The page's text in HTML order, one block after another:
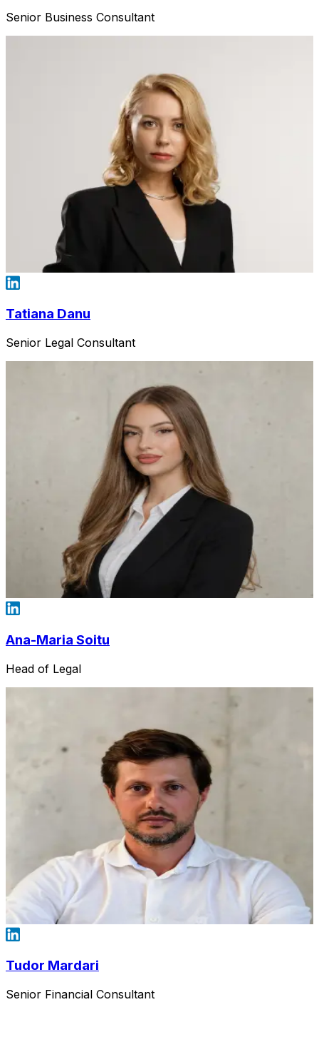
Senior Business Consultant
Tatiana Danu
Senior Legal Consultant
Ana-Maria Soitu
Head of Legal
Tudor Mardari
Senior Financial Consultant